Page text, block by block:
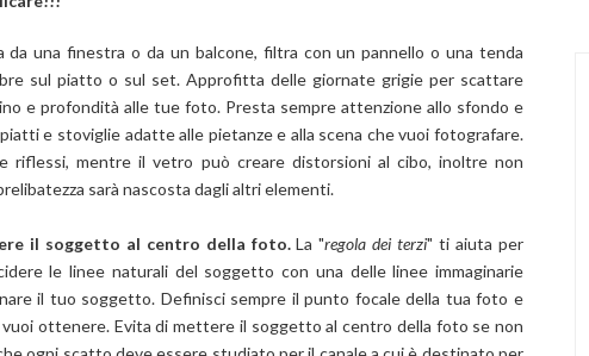
da una finestra o da un balcone, filtra con un pannello o una tenda
sul piatto o sul set. Approfitta delle giornate grigie per scattare
e profondità alle tue foto. Presta sempre attenzione allo sfondo e
e stoviglie adatte alle pietanze e alla scena che vuoi fotografare.
riflessi, mentre il vetro può creare distorsioni al cibo, inoltre non
sarà nascosta dagli altri elementi.
il soggetto al centro della foto.La "regola dei terzi" ti aiuta per
le linee naturali del soggetto con una delle linee immaginarie
il tuo soggetto. Definisci sempre il punto focale della tua foto e
ottenere. Evita di mettere il soggetto al centro della foto se non